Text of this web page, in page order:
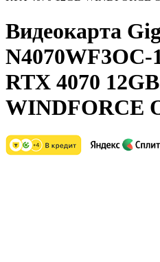
Видеокарта
N4070WF3OC-
RTX 4070 12GB
WINDFORCE